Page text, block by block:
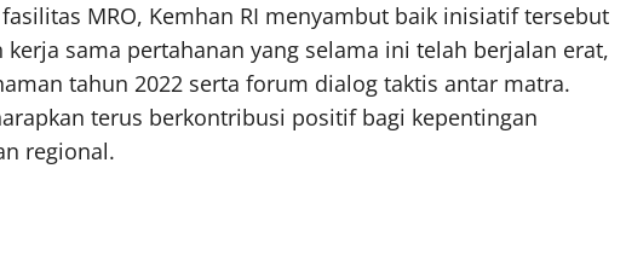
MRO, Kemhan RI menyambut baik inisiatif tersebut
sama pertahanan yang selama ini telah berjalan erat,
tahun 2022 serta forum dialog taktis antar matra.
terus berkontribusi positif bagi kepentingan
regional.